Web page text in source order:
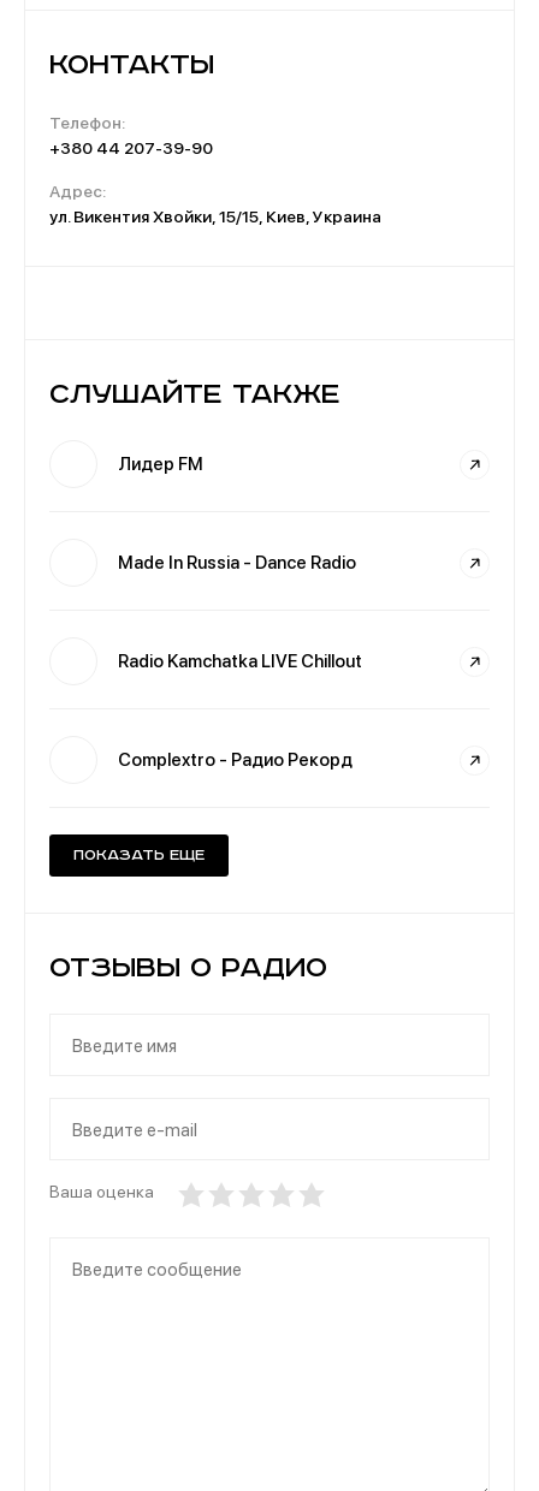
Контакты
Телефон:
+380 44 207-39-90
Адрес:
ул. Викентия Хвойки, 15/15, Киев, Украина
Слушайте также
Лидер FM
Made In Russia - Dance Radio
Radio Kamchatka LIVE Chillout
Complextro - Радио Рекорд
Показать еще
Отзывы о Радио
Ваша оценка